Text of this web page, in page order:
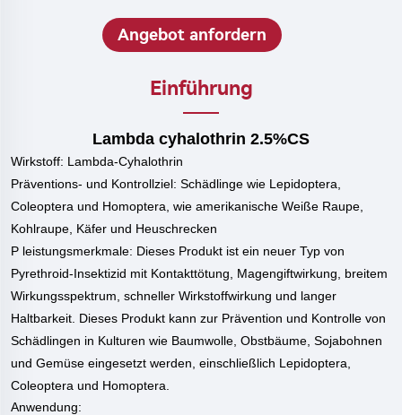
Angebot anfordern
Einführung
Lambda cyhalothrin 2.5%CS
Wirkstoff: Lambda-Cyhalothrin
Präventions- und Kontrollziel: Schädlinge wie Lepidoptera,
Coleoptera und Homoptera, wie amerikanische Weiße Raupe,
Kohlraupe, Käfer und Heuschrecken
P leistungsmerkmale: Dieses Produkt ist ein neuer Typ von
Pyrethroid-Insektizid mit Kontakttötung, Magengiftwirkung, breitem
Wirkungsspektrum, schneller Wirkstoffwirkung und langer
Haltbarkeit. Dieses Produkt kann zur Prävention und Kontrolle von
Schädlingen in Kulturen wie Baumwolle, Obstbäume, Sojabohnen
und Gemüse eingesetzt werden, einschließlich Lepidoptera,
Coleoptera und Homoptera.
Anwendung: